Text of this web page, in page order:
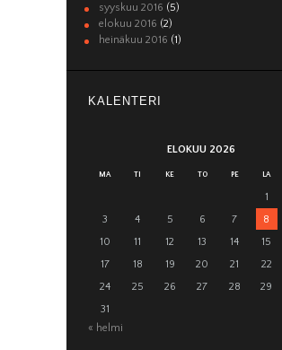
syyskuu 2016 (5)
elokuu 2016 (2)
heinäkuu 2016 (1)
KALENTERI
ELOKUU 2026
MA TI KE TO PE LA
1
3
4 5 6 7 8
10
11 12 13 14 15
17
18 19 20 21 22
24
25 26 27 28 29
31
« helmi